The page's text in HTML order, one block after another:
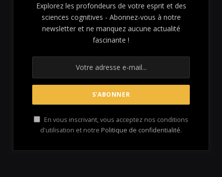
Explorez les profondeurs de votre esprit et des
sciences cognitives - Abonnez-vous à notre
newsletter et ne manquez aucune actualité
fascinante !
En vous inscrivant, vous acceptez nos conditions
d'utilisation et notre Politique de confidentialité.